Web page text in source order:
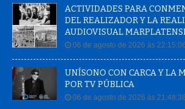
ACTIVIDADES PARA
DEL REALIZADOR Y LA
AUDIOVISUAL
06 de agosto de 2026 às 22:15:06
UNÍSONO CON CARCA Y LA
POR TV PÚBLICA
06 de agosto de 2026 às 21:48:38